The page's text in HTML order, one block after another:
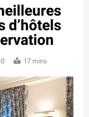
d’hôtels
0 17 mins